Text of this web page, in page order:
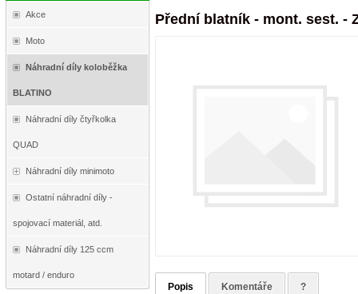
Akce
Moto
Náhradní díly koloběžka
BLATINO
Náhradní díly čtyřkolka
QUAD
Náhradní díly minimoto
Ostatní náhradní díly -
spojovací materiál, atd.
Náhradní díly 125 ccm
motard / enduro
Přední blatník - mont. sest. -
Popis Komentáře ?